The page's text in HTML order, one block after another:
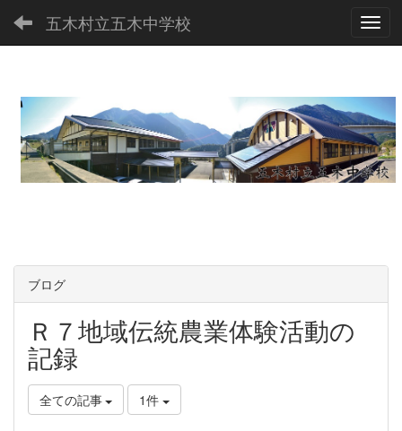
五木村立五木中学校
ブログ
Ｒ７地域伝統農業体験活動の
記録
全ての記事 1件